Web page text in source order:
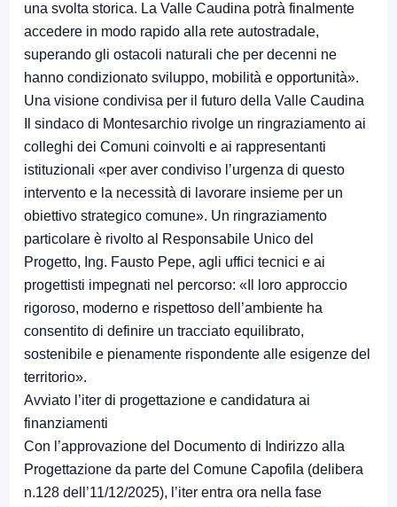
una svolta storica. La Valle Caudina potrà finalmente
accedere in modo rapido alla rete autostradale,
superando gli ostacoli naturali che per decenni ne
hanno condizionato sviluppo, mobilità e opportunità».
Una visione condivisa per il futuro della Valle Caudina
Il sindaco di Montesarchio rivolge un ringraziamento ai
colleghi dei Comuni coinvolti e ai rappresentanti
istituzionali «per aver condiviso l’urgenza di questo
intervento e la necessità di lavorare insieme per un
obiettivo strategico comune». Un ringraziamento
particolare è rivolto al Responsabile Unico del
Progetto, Ing. Fausto Pepe, agli uffici tecnici e ai
progettisti impegnati nel percorso: «Il loro approccio
rigoroso, moderno e rispettoso dell’ambiente ha
consentito di definire un tracciato equilibrato,
sostenibile e pienamente rispondente alle esigenze del
territorio».
Avviato l’iter di progettazione e candidatura ai
finanziamenti
Con l’approvazione del Documento di Indirizzo alla
Progettazione da parte del Comune Capofila (delibera
n.128 dell’11/12/2025), l’iter entra ora nella fase